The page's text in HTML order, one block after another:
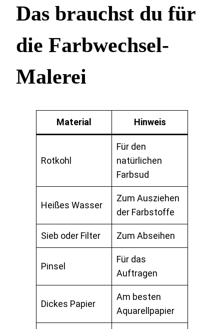
Das brauchst du für
die Farbwechsel-
Malerei
Material Hinweis
Rotkohl
Für den
natürlichen
Farbsud
Heißes Wasser
Zum Ausziehen
der Farbstoffe
Sieb oder Filter Zum Abseihen
Pinsel
Für das
Auftragen
Dickes Papier
Am besten
Aquarellpapier